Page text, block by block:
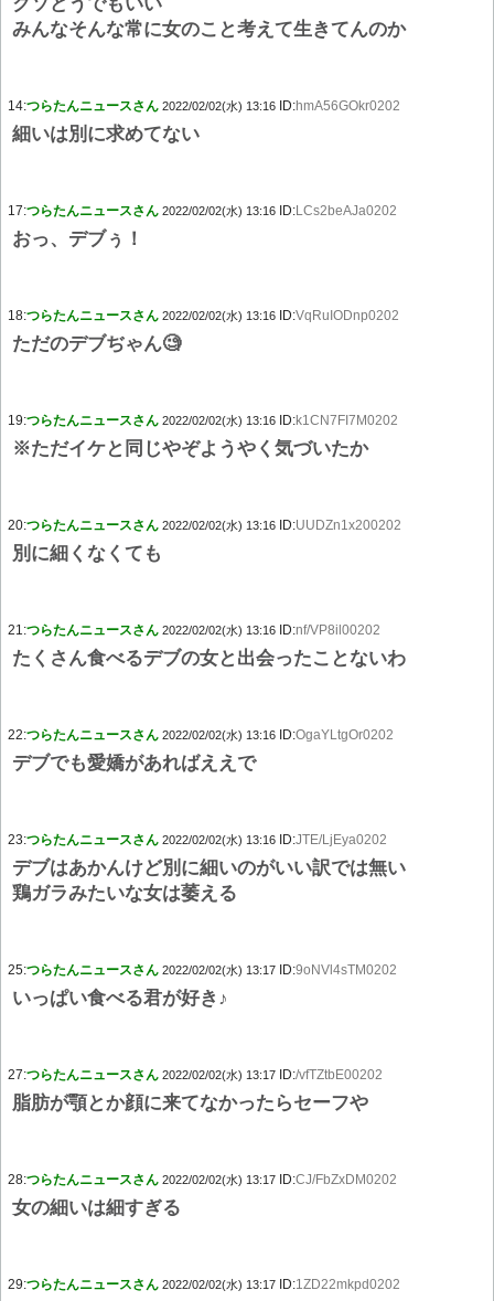
みんなそんな常に女のこと考えて生きてんのか
14:つらたんニュースさん 2022/02/02(水) 13:16 ID:hmA56GOkr0202
細いは別に求めてない
17:つらたんニュースさん 2022/02/02(水) 13:16 ID:LCs2beAJa0202
おっ、デブぅ！
18:つらたんニュースさん 2022/02/02(水) 13:16 ID:VqRuIODnp0202
ただのデブぢゃん🧐
19:つらたんニュースさん 2022/02/02(水) 13:16 ID:k1CN7FI7M0202
※ただイケと同じやぞようやく気づいたか
20:つらたんニュースさん 2022/02/02(水) 13:16 ID:UUDZn1x200202
別に細くなくても
21:つらたんニュースさん 2022/02/02(水) 13:16 ID:nf/VP8il00202
たくさん食べるデブの女と出会ったことないわ
22:つらたんニュースさん 2022/02/02(水) 13:16 ID:OgaYLtgOr0202
デブでも愛嬌があればええで
23:つらたんニュースさん 2022/02/02(水) 13:16 ID:JTE/LjEya0202
デブはあかんけど別に細いのがいい訳では無い
鶏ガラみたいな女は萎える
25:つらたんニュースさん 2022/02/02(水) 13:17 ID:9oNVl4sTM0202
いっぱい食べる君が好き♪
27:つらたんニュースさん 2022/02/02(水) 13:17 ID:/vfTZtbE00202
脂肪が顎とか顔に来てなかったらセーフや
28:つらたんニュースさん 2022/02/02(水) 13:17 ID:CJ/FbZxDM0202
女の細いは細すぎる
29:つらたんニュースさん 2022/02/02(水) 13:17 ID:1ZD22mkpd0202